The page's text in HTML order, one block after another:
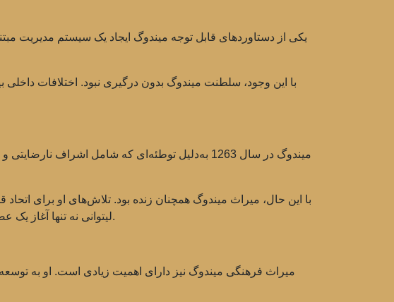
یکی از دستاوردهای قابل توجه میندوگ ایجاد یک سیستم مدیریت
با این وجود، سلطنت میندوگ بدون درگیری نبود. اختلافات
میندوگ در سال 1263 به‌دلیل توطئه‌ای که شامل
با این حال، میراث میندوگ همچنان زنده بود. تلاش‌های او برای
لیتوانی نه تنها آغاز یک عصر جدید در تاریخ لیتوانی را نمادین می‌ساخت بلکه تمایل لیتوانیایی‌ها به استقلال و هویت را نیز نشان می‌داد.
میراث فرهنگی میندوگ نیز دارای اهمیت زیادی است. او به